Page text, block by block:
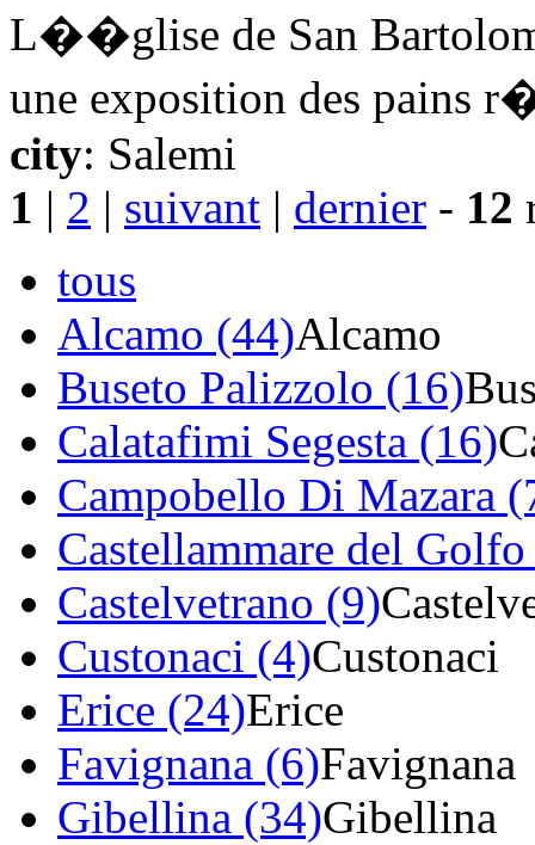
L��glise de San
une exposition des pains
city: Salemi
1 | 2 | suivant | dernier - 12
tous
Alcamo (44)Alcamo
Buseto Palizzolo (16)
Calatafimi Segesta (16)
Campobello Di Mazara
Castellammare del
Castelvetrano (9)
Custonaci (4)Custonaci
Erice (24)Erice
Favignana (6)Favignana
Gibellina (34)Gibellina